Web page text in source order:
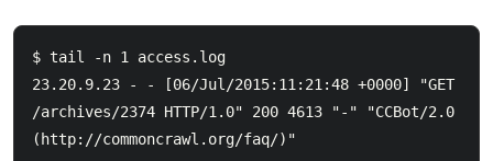
$ tail -n 1 access.log
23.20.9.23 - - [06/Jul/2015:11:21:48 +0000] "GET
/archives/2374 HTTP/1.0" 200 4613 "-" "CCBot/2.0
(http://commoncrawl.org/faq/)"